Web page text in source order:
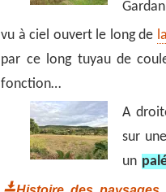
vu à ciel ouvert le long de
par ce long tuyau de
fonction…
A
sur
un